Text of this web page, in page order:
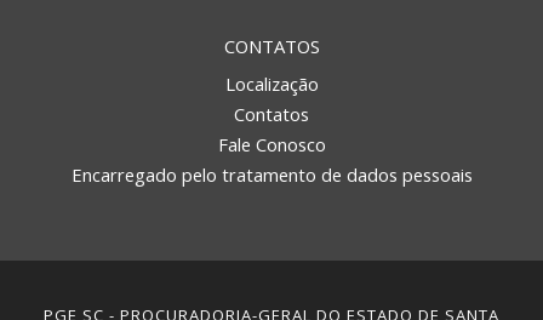
CONTATOS
Localização
Contatos
Fale Conosco
Encarregado pelo tratamento de dados pessoais
PGE SC - PROCURADORIA-GERAL DO ESTADO DE SANTA